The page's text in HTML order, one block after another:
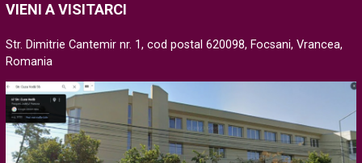
VIENI A VISITARCI
Str. Dimitrie Cantemir nr. 1, cod postal 620098, Focsani, Vrancea,
Romania